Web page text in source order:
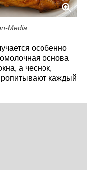
Media
особенно
основа
а чеснок,
каждый